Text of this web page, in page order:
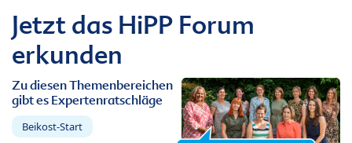
Jetzt das HiPP Forum
erkunden
Zu diesen Themenbereichen
gibt es Expertenratschläge
Beikost-Start